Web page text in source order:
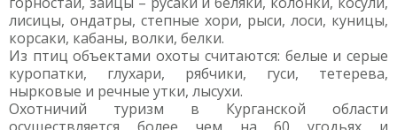
лисицы, ондатры, степные хори, рыси, лоси, куницы,
корсаки, кабаны, волки, белки.
Из птиц объектами охоты считаются: белые и серые
куропатки, глухари, рябчики, гуси, тетерева,
нырковые и речные утки, лысухи.
Охотничий туризм в Курганской области